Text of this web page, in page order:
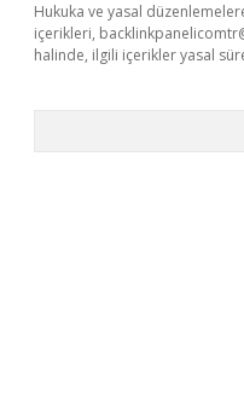
Hukuka ve yasal
içerikleri,
halinde, ilgili içerikler yasal